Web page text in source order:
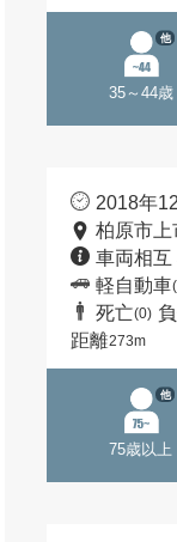
35～44歳
他
2018年
柏原市上
車両相互
軽自動車
死亡(0)
距離273m
75歳以上
他